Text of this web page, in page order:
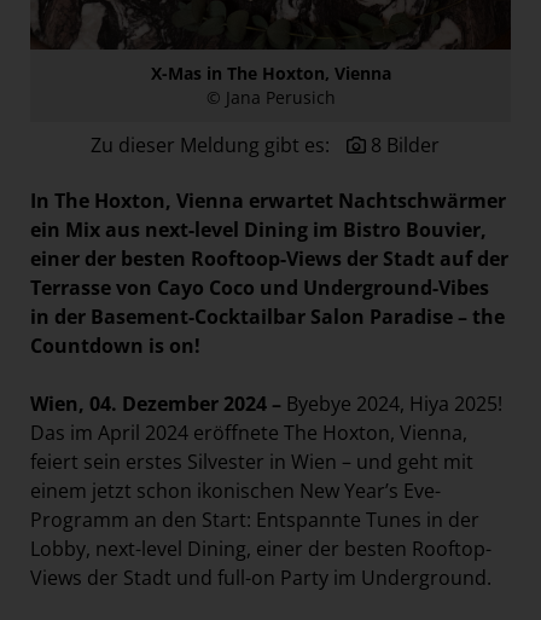
Paradies Garten
Swiss Life Select
The Hoxton
Unibail-Rodamco-Westfield
Vöslauer
NMK
KONTAKT
X-Mas in The Hoxton, Vienna
© Jana Perusich
Zu dieser Meldung gibt es: 8 Bilder
In The Hoxton, Vienna erwartet Nachtschwärmer
ein Mix aus next-level Dining im Bistro Bouvier,
einer der besten Rooftoop-Views der Stadt auf der
Terrasse von Cayo Coco und Underground-Vibes
in der Basement-Cocktailbar Salon Paradise – the
Countdown is on!
Wien, 04. Dezember 2024 – Byebye 2024, Hiya 2025!
Das im April 2024 eröffnete The Hoxton, Vienna,
feiert sein erstes Silvester in Wien – und geht mit
einem jetzt schon ikonischen New Year’s Eve-
Programm an den Start: Entspannte Tunes in der
Lobby, next-level Dining, einer der besten Rooftop-
Views der Stadt und full-on Party im Underground.